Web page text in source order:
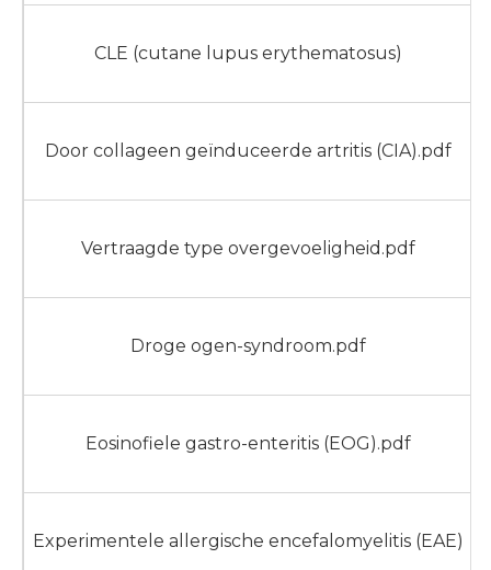
CLE (cutane lupus erythematosus)
Door collageen geïnduceerde artritis (CIA).pdf
Vertraagde type overgevoeligheid.pdf
Droge ogen-syndroom.pdf
Eosinofiele gastro-enteritis (EOG).pdf
Experimentele allergische encefalomyelitis (EAE)